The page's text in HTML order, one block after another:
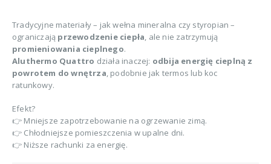
Tradycyjne materiały – jak wełna mineralna czy styropian –
ograniczają przewodzenie ciepła, ale nie zatrzymują
promieniowania cieplnego.
Aluthermo Quattro działa inaczej: odbija energię cieplną z
powrotem do wnętrza, podobnie jak termos lub koc
ratunkowy.
Efekt?
👉 Mniejsze zapotrzebowanie na ogrzewanie zimą.
👉 Chłodniejsze pomieszczenia w upalne dni.
👉 Niższe rachunki za energię.